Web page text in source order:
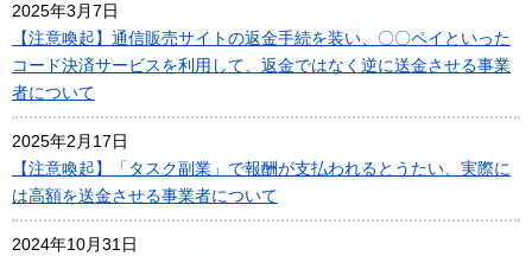
2025年3月7日
【注意喚起】通信販売サイトの返金手続を装い、〇〇ペイといった
コード決済サービスを利用して、返金ではなく逆に送金させる事業
者について
2025年2月17日
【注意喚起】「タスク副業」で報酬が支払われるとうたい、実際に
は高額を送金させる事業者について
2024年10月31日